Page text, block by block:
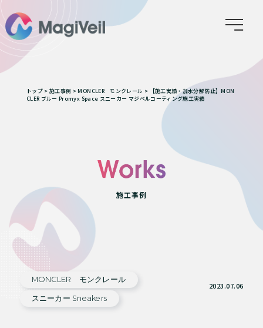
トップ> 施工事例 >MONCLER モンクレール >
【施工実績・加水分解防止】MON
CLER ブルー Promyx Space スニーカー マジベルコーティング施工実績
施工事例
MONCLER モンクレール
スニーカー Sneakers
2023.07.06